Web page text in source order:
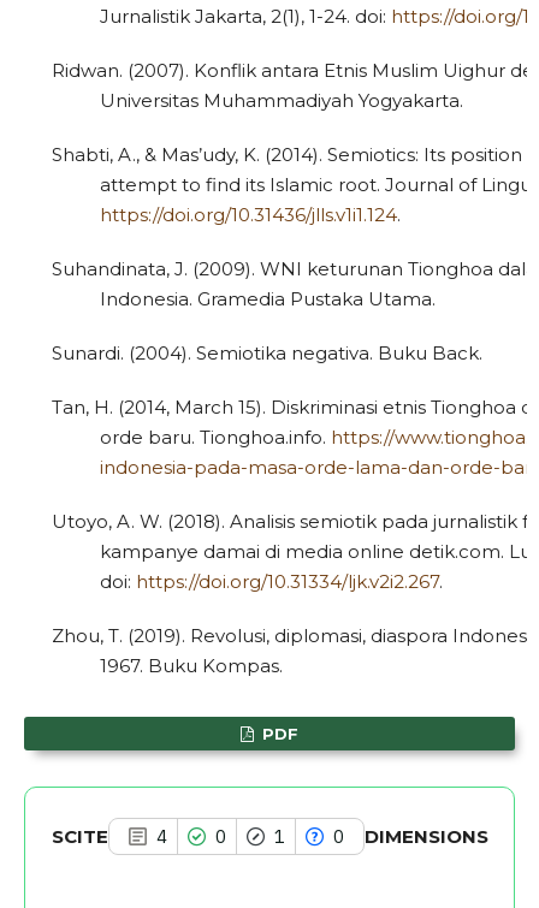
Jurnalistik Jakarta, 2(1), 1-24. doi: https://doi.org/
Ridwan. (2007). Konflik antara Etnis Muslim Uighur
Universitas Muhammadiyah Yogyakarta.
Shabti, A., & Mas’udy, K. (2014). Semiotics: Its
attempt to find its Islamic root. Journal of
https://doi.org/10.31436/jlls.v1i1.124.
Suhandinata, J. (2009). WNI keturunan Tionghoa
Indonesia. Gramedia Pustaka Utama.
Sunardi. (2004). Semiotika negativa. Buku Back.
Tan, H. (2014, March 15). Diskriminasi etnis Tionghoa
orde baru. Tionghoa.info. https://
indonesia-pada-masa-orde-lama-dan-orde-
Utoyo, A. W. (2018). Analisis semiotik pada jurnalistik
kampanye damai di media online detik.com.
doi: https://doi.org/10.31334/ljk.v2i2.267.
Zhou, T. (2019). Revolusi, diplomasi, diaspora
1967. Buku Kompas.
PDF
SCITE 4 0 1 0
4
0
0
Citing Publications
Supporting
Contrasting
See how this article has been
Scite shows how a scientific paper
has been cited by providing the
classification describing whether
it supports, mentions, or contrasts
indicating in which section the
DIMENSIONS